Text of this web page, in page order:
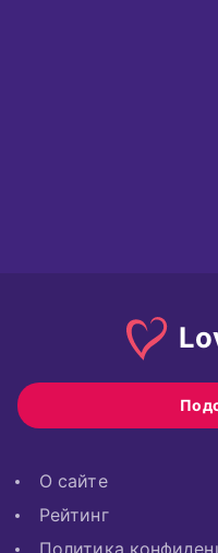
О сайте
Рейтинг
Политика